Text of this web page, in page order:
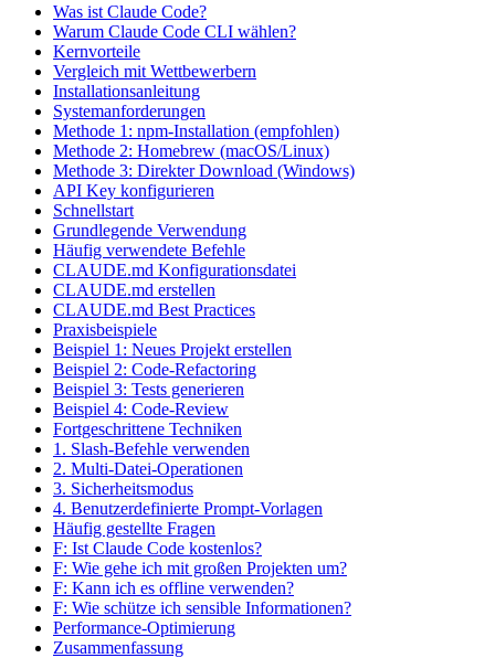
Was ist Claude Code?
Warum Claude Code CLI wählen?
Kernvorteile
Vergleich mit Wettbewerbern
Installationsanleitung
Systemanforderungen
Methode 1: npm-Installation (empfohlen)
Methode 2: Homebrew (macOS/Linux)
Methode 3: Direkter Download (Windows)
API Key konfigurieren
Schnellstart
Grundlegende Verwendung
Häufig verwendete Befehle
CLAUDE.md Konfigurationsdatei
CLAUDE.md erstellen
CLAUDE.md Best Practices
Praxisbeispiele
Beispiel 1: Neues Projekt erstellen
Beispiel 2: Code-Refactoring
Beispiel 3: Tests generieren
Beispiel 4: Code-Review
Fortgeschrittene Techniken
1. Slash-Befehle verwenden
2. Multi-Datei-Operationen
3. Sicherheitsmodus
4. Benutzerdefinierte Prompt-Vorlagen
Häufig gestellte Fragen
F: Ist Claude Code kostenlos?
F: Wie gehe ich mit großen Projekten um?
F: Kann ich es offline verwenden?
F: Wie schütze ich sensible Informationen?
Performance-Optimierung
Zusammenfassung